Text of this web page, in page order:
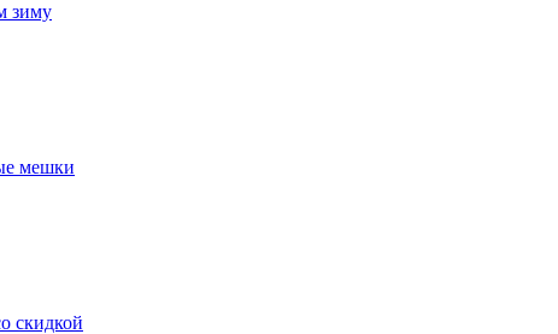
зиму
мешки
скидкой